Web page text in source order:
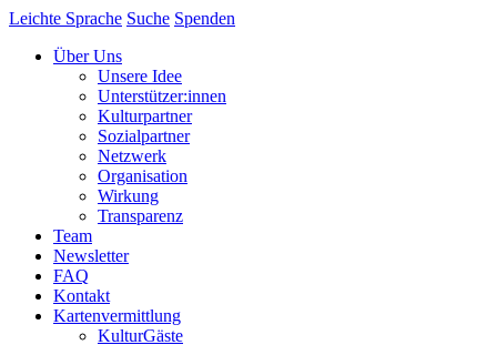
Leichte Sprache Suche Spenden
Über Uns
Unsere Idee
Unterstützer:innen
Kulturpartner
Sozialpartner
Netzwerk
Organisation
Wirkung
Transparenz
Team
Newsletter
FAQ
Kontakt
Kartenvermittlung
KulturGäste